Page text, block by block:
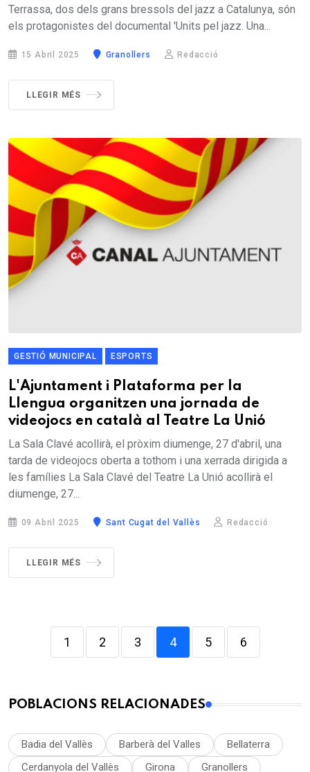
Terrassa, dos dels grans bressols del jazz a Catalunya, són
els protagonistes del documental 'Units pel jazz. Una...
15 Abril 2025 Granollers Redacció
LLEGIR MÉS
GESTIÓ MUNICIPAL ESPORTS
L'Ajuntament i Plataforma per la
Llengua organitzen una jornada de
videojocs en català al Teatre La Unió
La Sala Clavé acollirà, el pròxim diumenge, 27 d'abril, una
tarda de videojocs oberta a tothom i una xerrada dirigida a
les famílies La Sala Clavé del Teatre La Unió acollirà el
diumenge, 27...
09 Abril 2025 Sant Cugat del Vallès Redacció
LLEGIR MÉS
1 2 3 4 5 6
POBLACIONS RELACIONADES
Badia del Vallès Barberà del Valles
Bellaterra
Cerdanyola del Vallès
Girona Granollers